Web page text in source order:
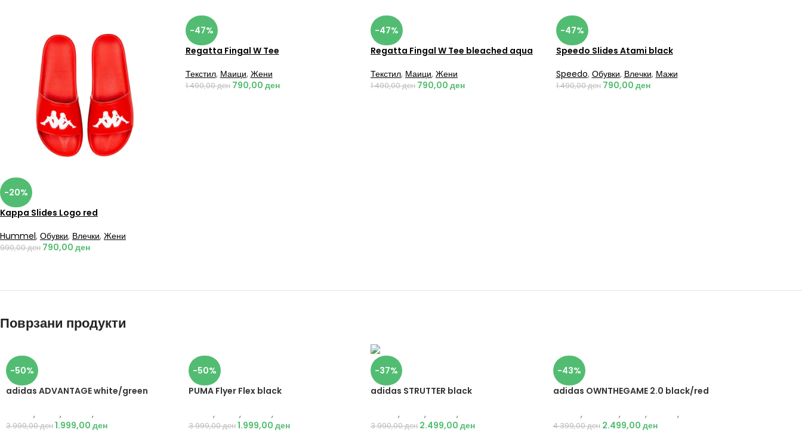
-20%
Kappa Slides Logo red
Hummel, Обувки, Влечки, Жени
990,00ден 790,00 ден
-47%
Regatta Fingal W Tee
Текстил, Маици, Жени
1.490,00ден 790,00 ден
-47%
Regatta Fingal W Tee bleached aqua
Текстил, Маици, Жени
1.490,00ден 790,00 ден
-47%
Speedo Slides Atami black
Speedo, Обувки, Влечки, Мажи
1.490,00ден 790,00 ден
Поврзани продукти
-50%
adidas ADVANTAGE white/green
, , ,
3.999,00ден1.999,00 ден
-50%
PUMA Flyer Flex black
, , ,
3.999,00ден 1.999,00 ден
-37%
adidas STRUTTER black
, , ,
3.990,00ден 2.499,00 ден
-43%
adidas OWNTHEGAME 2.0 black/red
, , , ,
4.399,00ден 2.499,00 ден